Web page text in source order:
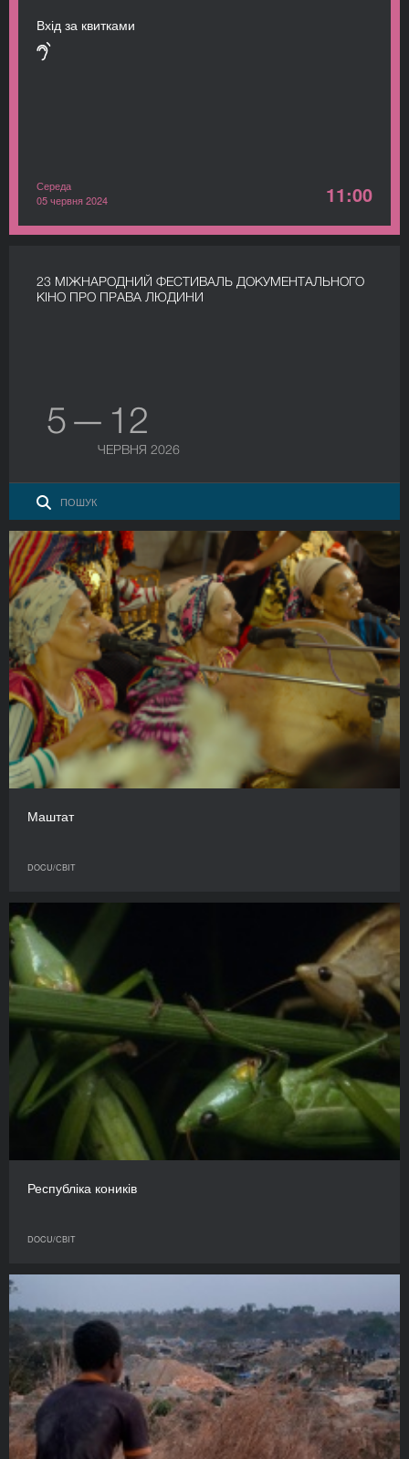
Вхід за квитками
Середа
05 червня 2024
11:00
23 МІЖНАРОДНИЙ ФЕСТИВАЛЬ ДОКУМЕНТАЛЬНОГО
КІНО ПРО ПРАВА ЛЮДИНИ
5 — 12
ЧЕРВНЯ 2026
Маштат
DOCU/СВІТ
Республіка коників
DOCU/СВІТ